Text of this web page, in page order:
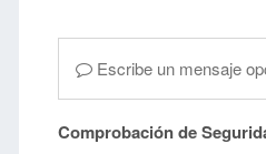
Escribe un mensaje
Comprobación de